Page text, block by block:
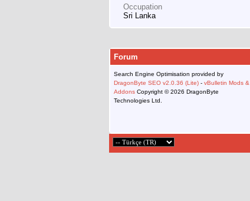
Occupation
Sri Lanka
Forum
Search Engine Optimisation provided by
DragonByte SEO v2.0.36 (Lite) - vBulletin Mods &
Addons Copyright © 2026 DragonByte
Technologies Ltd.